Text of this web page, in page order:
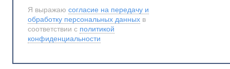
Я выражаю согласие на передачу и
обработку персональных данных в
соответствии с политикой
конфиденциальности